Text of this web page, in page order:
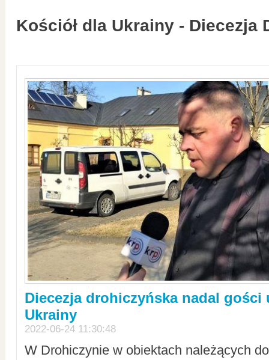
Kościół dla Ukrainy - Diecezja
Diecezja drohiczyńska nadal gości
Ukrainy
2022-06-24 11:30:48
W Drohiczynie w obiektach należących